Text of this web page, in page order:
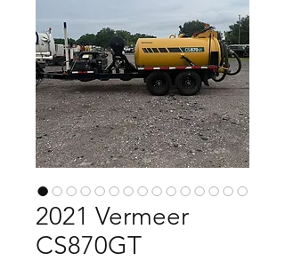
2021 Vermeer
CS870GT